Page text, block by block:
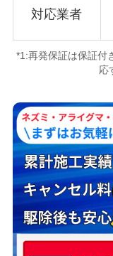
対応業者
*1:再発保証は保証付
応